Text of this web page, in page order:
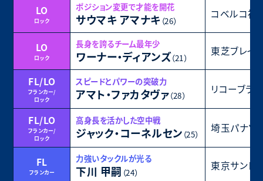
LO
ロック
ポジション変更で才能を開花
サウマキ アマナキ （26） コベルコ神
LO
ロック
長身を誇るチーム最年少
ワーナー・ディアンズ（21） 東芝ブレイ
FL/LO
フランカー/
ロック
スピードとパワーの突破力
アマト・ファカタヴァ（28） リコーブラ
FL/LO
フランカー/
ロック
高身長を活かした空中戦
ジャック・コーネルセン （25） 埼玉パナソ
FL
フランカー
力強いタックルが光る
下川 甲嗣 （24） 東京サント